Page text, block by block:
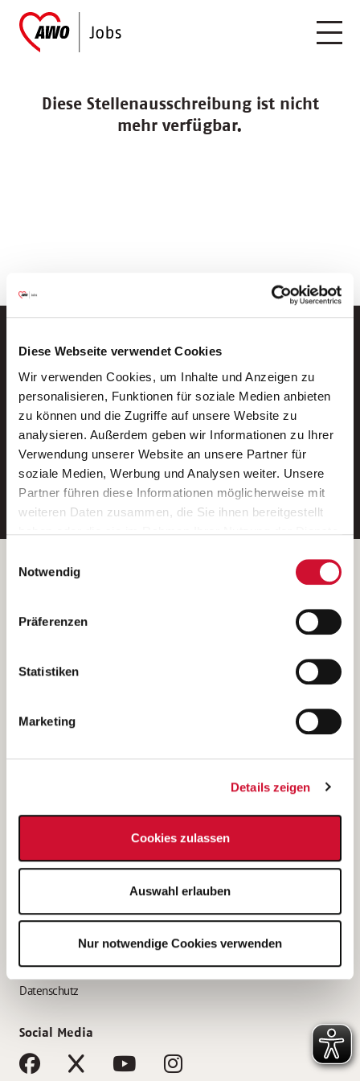
Diese Webseite verwendet Cookies
Wir verwenden Cookies, um Inhalte und Anzeigen zu
personalisieren, Funktionen für soziale Medien anbieten
zu können und die Zugriffe auf unsere Website zu
analysieren. Außerdem geben wir Informationen zu Ihrer
Verwendung unserer Website an unsere Partner für
soziale Medien, Werbung und Analysen weiter. Unsere
Partner führen diese Informationen möglicherweise mit
weiteren Daten zusammen, die Sie ihnen bereitgestellt
Wenn Sie auf „Cookies zulassen“ klicken, so stimmen
Sie der Speicherung sämtlicher Cookies zu. Sie können
Ihre Einwilligung selbstverständlich jederzeit widerrufen,
indem Sie die Cookie-Einstellungen aufrufen und diese
unsererDatenschutzerklärung
Notwendig
Präferenzen
Statistiken
Marketing
Details zeigen
Cookies zulassen
Auswahl erlauben
Nur notwendige Cookies verwenden
Diese Stellenausschreibung ist nicht
mehr verfügbar.
Neue Stellen per E-Mail.
Ein kostenloser Service von AWO
Jobs.
E-Mail-Adresse eintragen
Betreiber der Webseite
Kantstraße 45a
(Ein Tochterunternehmen des AWO Bezirksverbandes Unterfranken
e.V.)
Bewerbung als Altenpflegehelfer*in
Bewerbung als Erzieher*in
AWO Gliederungen nach Bundesland
Impressum
Datenschutz
Social Media